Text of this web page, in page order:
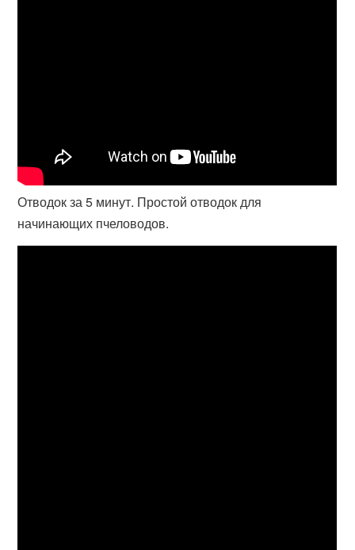
Отводок за 5 минут. Простой отводок для
начинающих пчеловодов.